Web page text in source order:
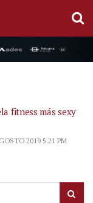
fitness más sexy
2019 5:21 PM